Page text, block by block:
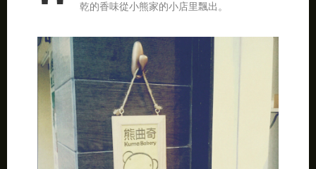
乾的香味從小熊家的小店里飄出。